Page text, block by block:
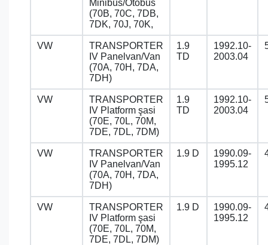
Minibüs/Otobüs
(70B, 70C, 7DB,
7DK, 70J, 70K,
VW
TRANSPORTER
IV Panelvan/Van
(70A, 70H, 7DA,
7DH)
1.9
TD
1992.10-
2003.04
VW
TRANSPORTER
IV Platform şasi
(70E, 70L, 70M,
7DE, 7DL, 7DM)
1.9
TD
1992.10-
2003.04
VW
TRANSPORTER
IV Panelvan/Van
(70A, 70H, 7DA,
7DH)
1.9 D
1990.09-
1995.12
VW
TRANSPORTER
IV Platform şasi
(70E, 70L, 70M,
7DE, 7DL, 7DM)
1.9 D
1990.09-
1995.12